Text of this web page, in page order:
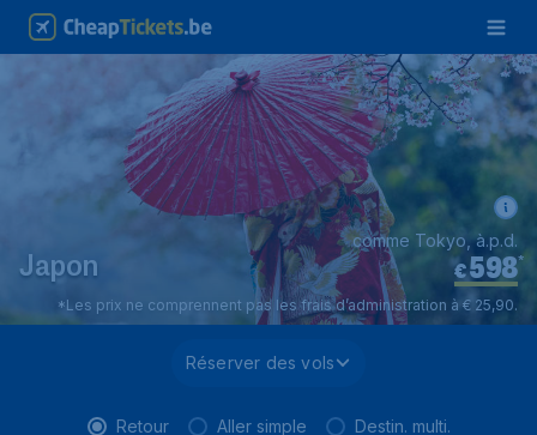
Japon €598*
comme Tokyo, à.p.d.
*Les prix ne comprennent pas les frais d’administration à € 25,90.
Réserver des vols
Retour Aller simple Destin. multi.